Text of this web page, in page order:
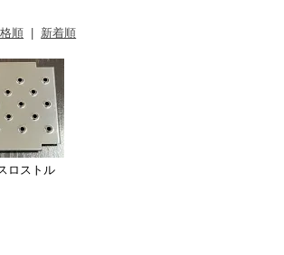
順 | 新着順
ロストル